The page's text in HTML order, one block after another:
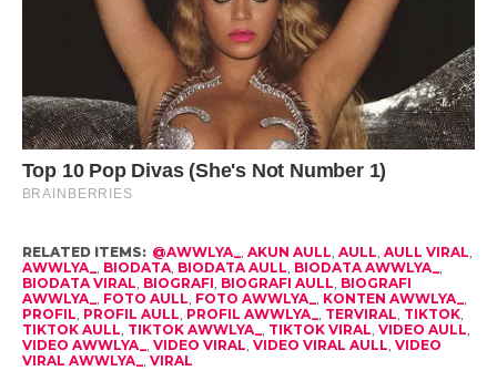
RELATED ITEMS: @AWWLYA_, AKUN AULL, AULL, AULL VIRAL,
AWWLYA_, BIODATA, BIODATA AULL, BIODATA AWWLYA_,
BIODATA VIRAL, BIOGRAFI, BIOGRAFI AULL, BIOGRAFI
AWWLYA_, FOTO AULL, FOTO AWWLYA_, KONTEN AWWLYA_,
PROFIL, PROFIL AULL, PROFIL AWWLYA_, TERVIRAL, TIKTOK,
TIKTOK AULL, TIKTOK AWWLYA_, TIKTOK VIRAL, VIDEO AULL,
VIDEO AWWLYA_, VIDEO VIRAL, VIDEO VIRAL AULL, VIDEO
VIRAL AWWLYA_, VIRAL